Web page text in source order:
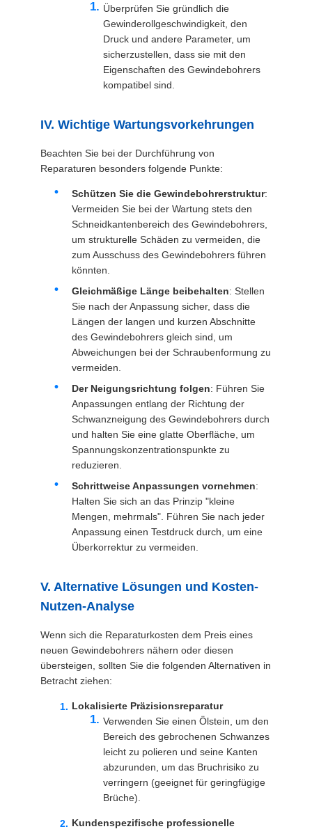
Überprüfen Sie gründlich die
Gewinderollgeschwindigkeit, den
Druck und andere Parameter, um
sicherzustellen, dass sie mit den
Eigenschaften des Gewindebohrers
kompatibel sind.
IV. Wichtige Wartungsvorkehrungen
Beachten Sie bei der Durchführung von
Reparaturen besonders folgende Punkte:
Schützen Sie die Gewindebohrerstruktur:
Vermeiden Sie bei der Wartung stets den
Schneidkantenbereich des Gewindebohrers,
um strukturelle Schäden zu vermeiden, die
zum Ausschuss des Gewindebohrers führen
könnten.
Gleichmäßige Länge beibehalten: Stellen
Sie nach der Anpassung sicher, dass die
Längen der langen und kurzen Abschnitte
des Gewindebohrers gleich sind, um
Abweichungen bei der Schraubenformung zu
vermeiden.
Der Neigungsrichtung folgen: Führen Sie
Anpassungen entlang der Richtung der
Schwanzneigung des Gewindebohrers durch
und halten Sie eine glatte Oberfläche, um
Spannungskonzentrationspunkte zu
reduzieren.
Schrittweise Anpassungen vornehmen:
Halten Sie sich an das Prinzip "kleine
Mengen, mehrmals". Führen Sie nach jeder
Anpassung einen Testdruck durch, um eine
Überkorrektur zu vermeiden.
V. Alternative Lösungen und Kosten-
Nutzen-Analyse
Wenn sich die Reparaturkosten dem Preis eines
neuen Gewindebohrers nähern oder diesen
übersteigen, sollten Sie die folgenden Alternativen in
Betracht ziehen:
Lokalisierte Präzisionsreparatur
Verwenden Sie einen Ölstein, um den
Bereich des gebrochenen Schwanzes
leicht zu polieren und seine Kanten
abzurunden, um das Bruchrisiko zu
verringern (geeignet für geringfügige
Brüche).
Kundenspezifische professionelle